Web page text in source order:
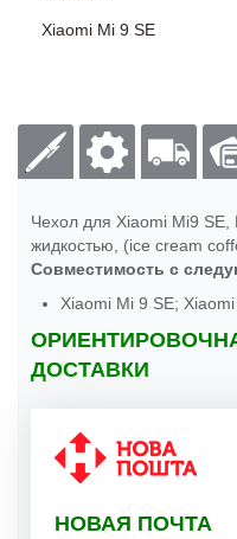
Xiaomi Mi 9 SE
Чехол для Xiaomi Mi9
жидкостью, (ice cream
Совместимость с
Xiaomi Mi 9 SE;
ДОСТАВКИ
НОВАЯ ПОЧТА